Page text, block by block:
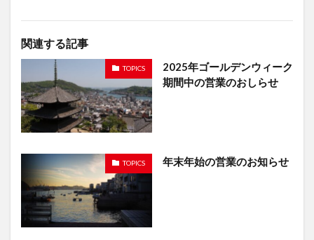
関連する記事
TOPICS
2025年ゴールデンウィーク
期間中の営業のおしらせ
TOPICS 年末年始の営業のお知らせ